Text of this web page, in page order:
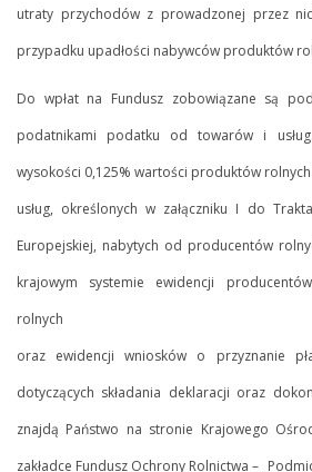
utraty przychodów z prowadzonej przez
przypadku upadłości nabywców produktów
Do wpłat na Fundusz zobowiązane są
podatnikami podatku od towarów i
wysokości 0,125% wartości produktów
usług, określonych w załączniku I do
Europejskiej, nabytych od producentów
krajowym systemie ewidencji
rolnych
oraz ewidencji wniosków o przyznanie
dotyczących składania deklaracji oraz
znajdą Państwo na stronie Krajowego
zakładce Fundusz Ochrony Rolnictwa –